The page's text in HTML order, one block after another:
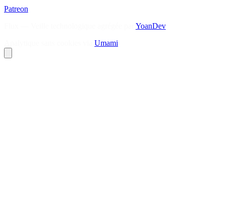
Patreon
YoanDev
Umami